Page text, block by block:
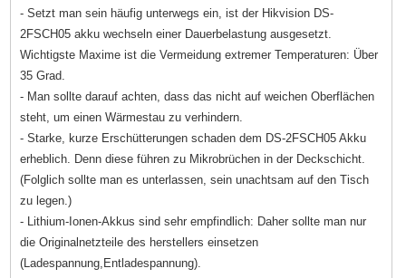
- Setzt man sein häufig unterwegs ein, ist der Hikvision DS-
2FSCH05 akku wechseln einer Dauerbelastung ausgesetzt.
Wichtigste Maxime ist die Vermeidung extremer Temperaturen: Über
35 Grad.
- Man sollte darauf achten, dass das nicht auf weichen Oberflächen
steht, um einen Wärmestau zu verhindern.
- Starke, kurze Erschütterungen schaden dem DS-2FSCH05 Akku
erheblich. Denn diese führen zu Mikrobrüchen in der Deckschicht.
(Folglich sollte man es unterlassen, sein unachtsam auf den Tisch
zu legen.)
- Lithium-Ionen-Akkus sind sehr empfindlich: Daher sollte man nur
die Originalnetzteile des herstellers einsetzen
(Ladespannung,Entladespannung).